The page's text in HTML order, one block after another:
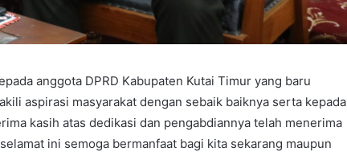
anggota DPRD Kabupaten Kutai Timur yang baru
aspirasi masyarakat dengan sebaik baiknya serta kepada
kasih atas dedikasi dan pengabdiannya telah menerima
ini semoga bermanfaat bagi kita sekarang maupun